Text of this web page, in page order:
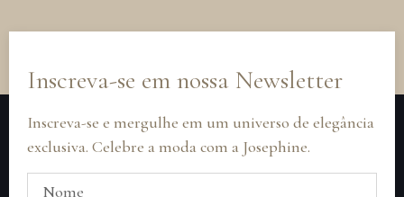
Inscreva-se em nossa Newsletter
Inscreva-se e mergulhe em um universo de elegância
exclusiva. Celebre a moda com a Josephine.